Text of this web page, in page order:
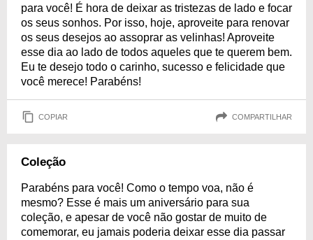
para você! É hora de deixar as tristezas de lado e focar
os seus sonhos. Por isso, hoje, aproveite para renovar
os seus desejos ao assoprar as velinhas! Aproveite
esse dia ao lado de todos aqueles que te querem bem.
Eu te desejo todo o carinho, sucesso e felicidade que
você merece! Parabéns!
COPIAR COMPARTILHAR
Coleção
Parabéns para você! Como o tempo voa, não é
mesmo? Esse é mais um aniversário para sua
coleção, e apesar de você não gostar de muito de
comemorar, eu jamais poderia deixar esse dia passar